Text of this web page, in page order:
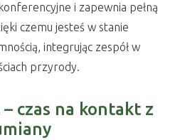
i zapewnia pełną
czemu jesteś w stanie
integrując zespół w
przyrody.
czas na kontakt z